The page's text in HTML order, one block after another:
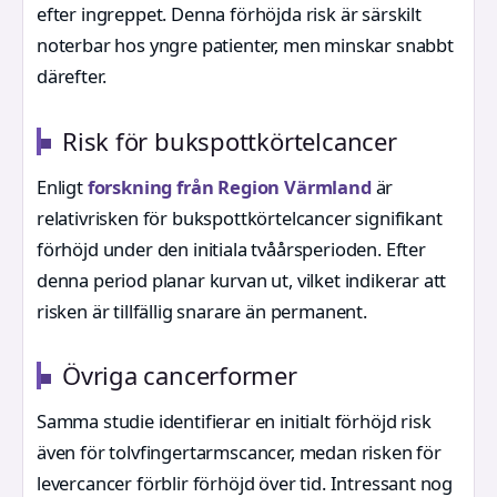
efter ingreppet. Denna förhöjda risk är särskilt
noterbar hos yngre patienter, men minskar snabbt
därefter.
Risk för bukspottkörtelcancer
Enligtforskning från Region Värmlandär
relativrisken för bukspottkörtelcancer signifikant
förhöjd under den initiala tvåårsperioden. Efter
denna period planar kurvan ut, vilket indikerar att
risken är tillfällig snarare än permanent.
Övriga cancerformer
Samma studie identifierar en initialt förhöjd risk
även för tolvfingertarmscancer, medan risken för
levercancer förblir förhöjd över tid. Intressant nog